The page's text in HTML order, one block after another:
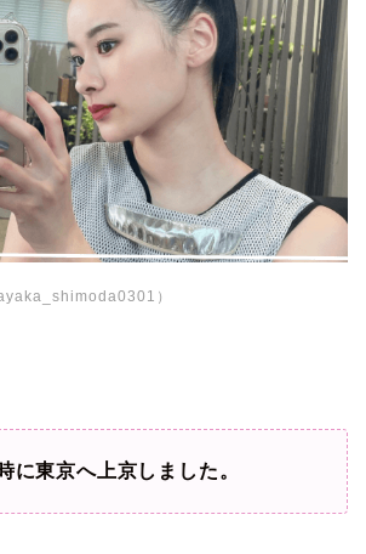
）
に東京へ上京しました。